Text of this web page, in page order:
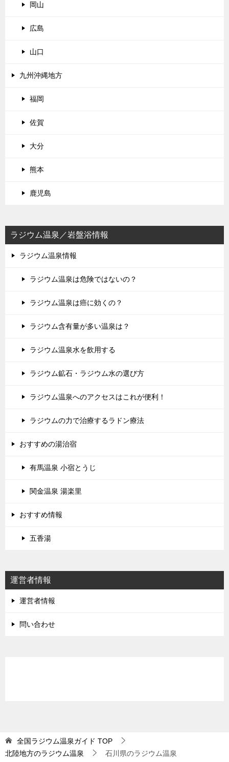
岡山
広島
山口
九州沖縄地方
福岡
佐賀
大分
熊本
鹿児島
ラジウム温泉／岩盤浴情報
ラジウム温泉情報
ラジウム温泉は危険ではないの？
ラジウム温泉は癌に効くの？
ラジウム含有量が多い温泉は？
ラジウム温泉水を飲用する
ラジウム鉱石・ラジウム水の選び方
ラジウム温泉へのアクセスはこれが便利！
ラジウムの力で治療するラドン療法
おすすめの湯治宿
有馬温泉 小宿とうじ
関金温泉 湯楽里
おすすめ情報
五香湯
運営者情報
運営者情報
問い合わせ
全国ラジウム温泉ガイド TOP
北陸地方のラジウム温泉
石川県のラジウム温泉